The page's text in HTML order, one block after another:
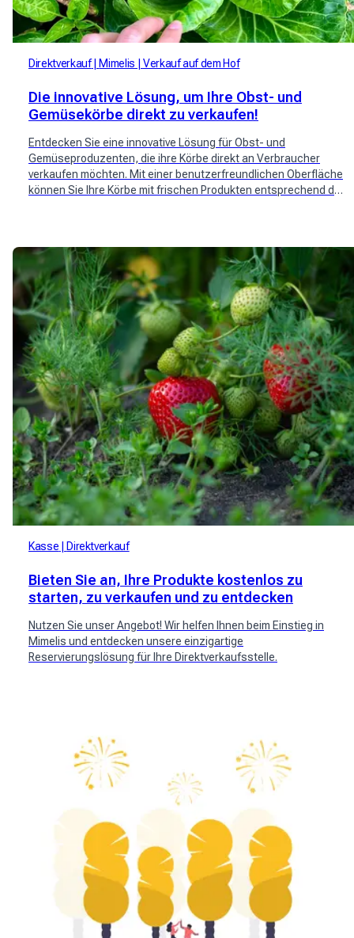
Direktverkauf Mimelis Verkauf auf dem Hof
Die innovative Lösung, um Ihre Obst- und
Gemüsekörbe direkt zu verkaufen!
Entdecken Sie eine innovative Lösung für Obst- und
Gemüseproduzenten, die ihre Körbe direkt an Verbraucher
verkaufen möchten. Mit einer benutzerfreundlichen Oberfläche
können Sie Ihre Körbe mit frischen Produkten entsprechend der
jetzt aus, um ein direktes und personalisiertes
Einkaufserlebnis zu ermöglichen.
Kasse Direktverkauf
Bieten Sie an, Ihre Produkte kostenlos zu
starten, zu verkaufen und zu entdecken
Nutzen Sie unser Angebot! Wir helfen Ihnen beim Einstieg in
Mimelis und entdecken unsere einzigartige
Reservierungslösung für Ihre Direktverkaufsstelle.